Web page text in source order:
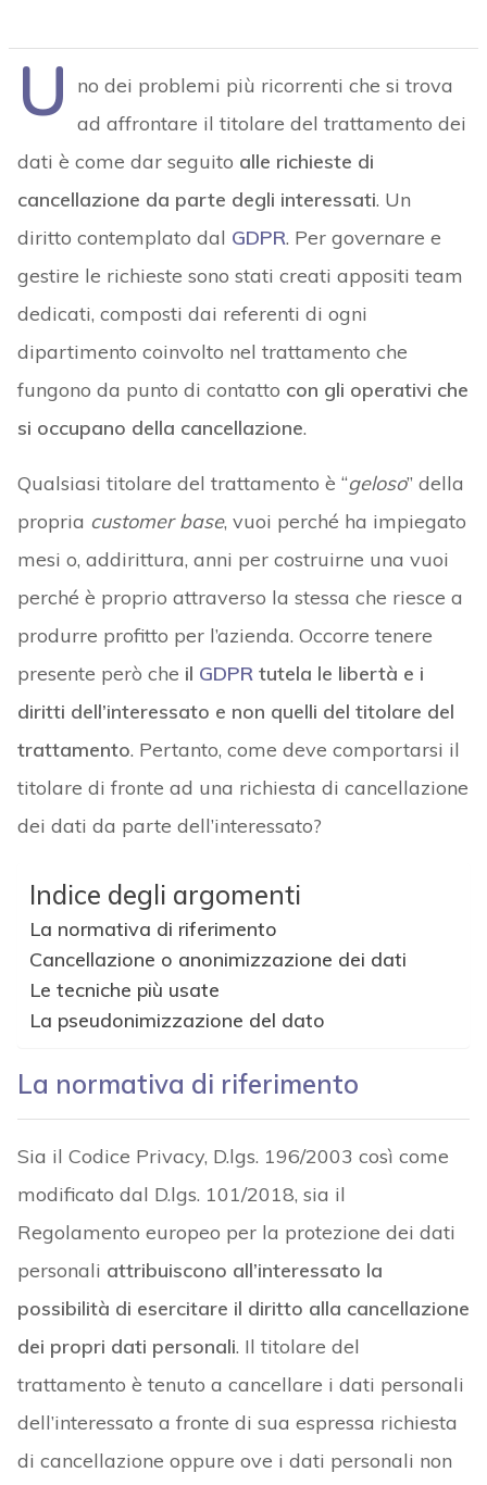
U
no dei problemi più ricorrenti che si trova
ad affrontare il titolare del trattamento dei
dati è come dar seguito alle richieste di
cancellazione da parte degli interessati. Un
diritto contemplato dal GDPR. Per governare e
gestire le richieste sono stati creati appositi team
dedicati, composti dai referenti di ogni
dipartimento coinvolto nel trattamento che
fungono da punto di contatto con gli operativi che
si occupano della cancellazione.
Qualsiasi titolare del trattamento è “geloso” della
propria customer base, vuoi perché ha impiegato
mesi o, addirittura, anni per costruirne una vuoi
perché è proprio attraverso la stessa che riesce a
produrre profitto per l’azienda. Occorre tenere
presente però che il GDPRtutela le libertà e i
diritti dell’interessato e non quelli del titolare del
trattamento. Pertanto, come deve comportarsi il
titolare di fronte ad una richiesta di cancellazione
dei dati da parte dell’interessato?
Indice degli argomenti
La normativa di riferimento
Cancellazione o anonimizzazione dei dati
Le tecniche più usate
La pseudonimizzazione del dato
La normativa di riferimento
Sia il Codice Privacy, D.lgs. 196/2003 così come
modificato dal D.lgs. 101/2018, sia il
Regolamento europeo per la protezione dei dati
personali attribuiscono all’interessato la
possibilità di esercitare il diritto alla cancellazione
dei propri dati personali. Il titolare del
trattamento è tenuto a cancellare i dati personali
dell’interessato a fronte di sua espressa richiesta
di cancellazione oppure ove i dati personali non